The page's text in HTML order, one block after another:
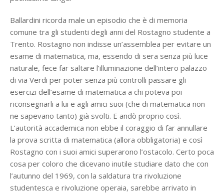
Ballardini ricorda male un episodio che è di memoria
comune tra gli studenti degli anni del Rostagno studente a
Trento. Rostagno non indisse un’assemblea per evitare un
esame di matematica, ma, essendo di sera senza più luce
naturale, fece far saltare l’illuminazione dell’intero palazzo
di via Verdi per poter senza più controlli passare gli
esercizi dell’esame di matematica a chi poteva poi
riconsegnarli a lui e agli amici suoi (che di matematica non
ne sapevano tanto) già svolti. E andò proprio così.
L’autorità accademica non ebbe il coraggio di far annullare
la prova scritta di matematica (allora obbligatoria) e così
Rostagno con i suoi amici superarono l’ostacolo. Certo poca
cosa per coloro che dicevano inutile studiare dato che con
l’autunno del 1969, con la saldatura tra rivoluzione
studentesca e rivoluzione operaia, sarebbe arrivato in